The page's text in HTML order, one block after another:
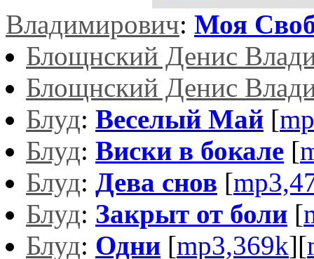
Владимирович: Моя
Блощнский Денис
Блощнский Денис
Блуд: Веселый Май [
Блуд: Виски в бокале [
Блуд: Дева снов [
Блуд: Закрыт от боли [
Блуд: Одни [mp3,369k][